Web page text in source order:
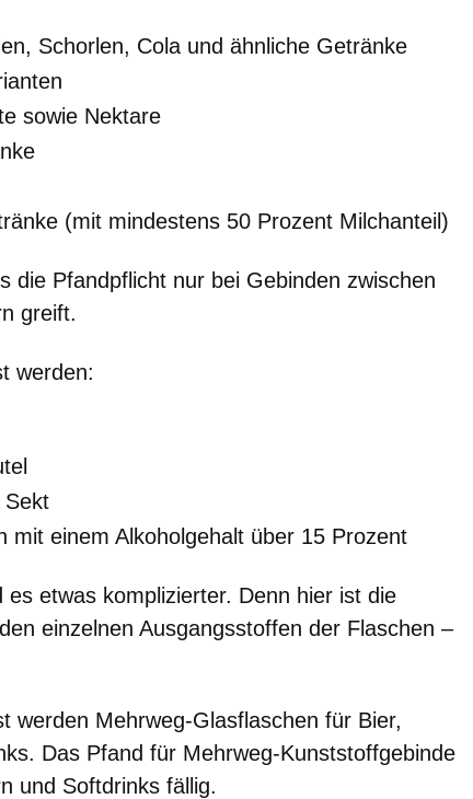
Schorlen, Cola und ähnliche Getränke
sowie Nektare
(mit mindestens 50 Prozent Milchanteil)
die Pfandpflicht nur bei Gebinden zwischen
greift.
werden:
Sekt
mit einem Alkoholgehalt über 15 Prozent
es etwas komplizierter. Denn hier ist die
einzelnen Ausgangsstoffen der Flaschen –
werden Mehrweg-Glasflaschen für Bier,
Das Pfand für Mehrweg-Kunststoffgebinde
und Softdrinks fällig.